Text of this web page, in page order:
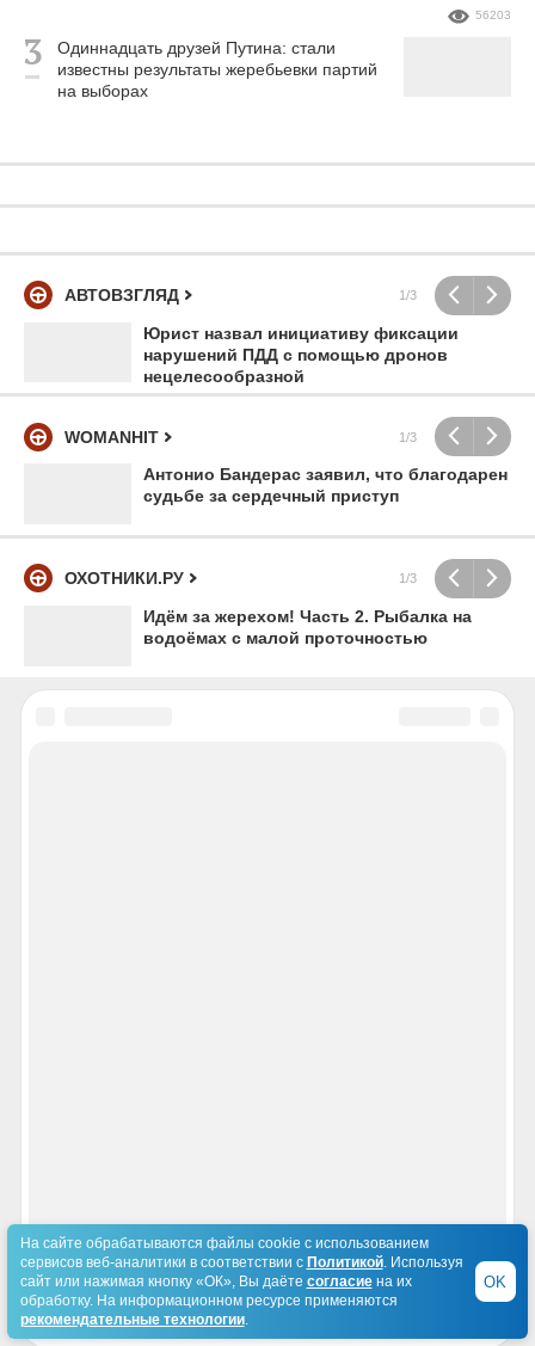
Одиннадцать друзей Путина: стали
известны результаты жеребьевки партий
на выборах
56203
АВТОВЗГЛЯД 1/3
Юрист назвал инициативу фиксации
нарушений ПДД с помощью дронов
нецелесообразной
WOMANHIT 1/3
Антонио Бандерас заявил, что благодарен
судьбе за сердечный приступ
ОХОТНИКИ.РУ 1/3
Идём за жерехом! Часть 2. Рыбалка на
водоёмах с малой проточностью
На сайте обрабатываются файлы cookie с использованием
сервисов веб-аналитики в соответствии с Политикой. Используя
сайт или нажимая кнопку «ОК», Вы даёте согласиена их
обработку. На информационном ресурсе применяются
рекомендательные технологии.
OK